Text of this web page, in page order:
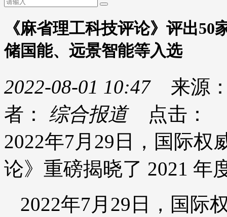
《麻省理工科技评论》评出
储国能、远景智能等入选
2022-08-01 10:47来源
者： 综合报道点击：
2022年7月29日，国际权
论》重磅揭晓了 2021 年
2022年7月29日，国际